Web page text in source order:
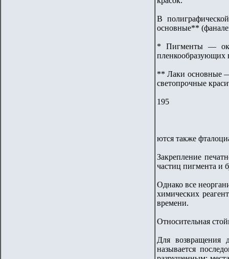
В
основные**
* Пигменты —
пленкообразующих
** Лаки основные —
светопрочные
195
ются также
Закрепление
частиц пигмента и
Однако все
химических
времени.
Относительная
Для возвращения
называется